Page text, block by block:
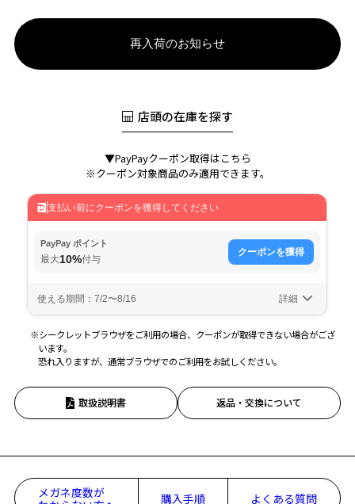
再入荷のお知らせ
店頭の在庫を探す
▼PayPayクーポン取得はこちら
※クーポン対象商品のみ適用できます。
※シークレットブラウザをご利用の場合、クーポンが取得できない場合がござ
います。
恐れ入りますが、通常ブラウザでのご利用をお試しください。
取扱説明書 返品・交換について
メガネ度数が
購入手順 よくある質問